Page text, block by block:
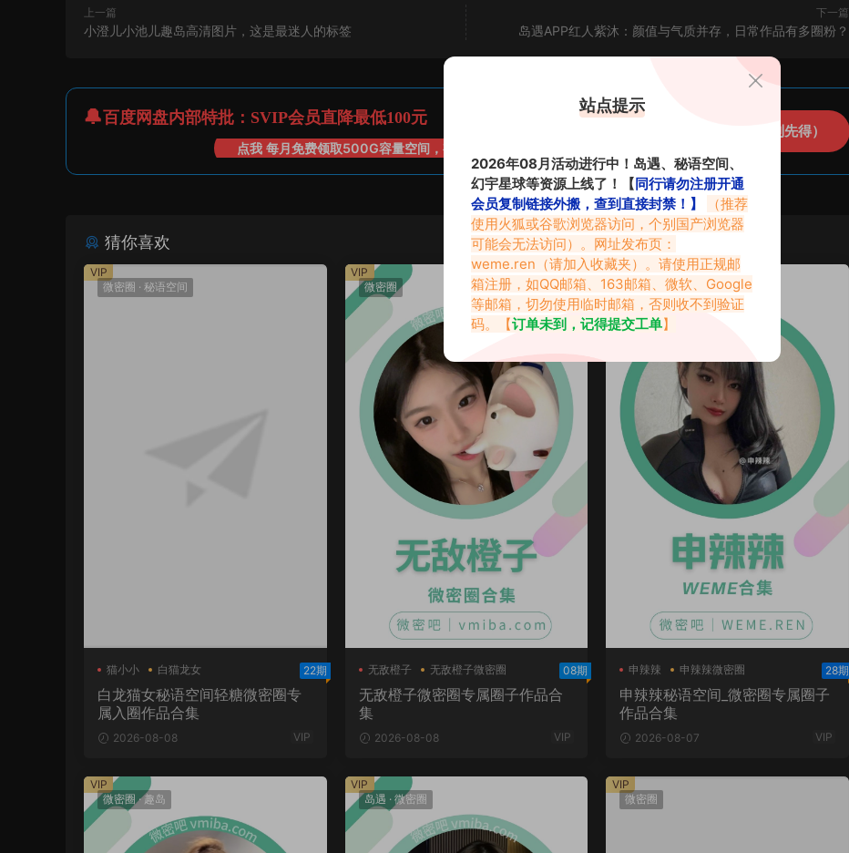
上一篇
小澄儿小池儿趣岛高清图片，这是最迷人的标签
下一篇
岛遇APP红人紫沐：颜值与气质并存，日常作品有多圈粉？
百度网盘内部特批：SVIP会员直降最低100元
点我 每月免费领取500G容量空间，有效期30天
立即开通（先到先得）
猜你喜欢
微密圈 · 秘语空间
猫小小
白猫龙女
白猫龙女轻糖乐园
22期
白龙猫女秘语空间轻糖微密圈专
属入圈作品合集
2026-08-08 VIP
VIP
微密圈
无敌橙子 无敌橙子微密圈 08期
无敌橙子微密圈专属圈子作品合
集
2026-08-08 VIP
VIP
微密圈
·秘语空间
申辣辣
申辣辣微密圈
申辣辣秘语空间
28期
申辣辣秘语空间_微密圈专属圈子
作品合集
2026-08-07 VIP
VIP
微密圈·趣岛
VIP
岛遇 · 微密圈
VIP
微密圈
VIP
站点提示
2026年08月活动进行中！岛遇、秘语空间、
幻宇星球等资源上线了！【同行请勿注册开通
会员复制链接外搬，查到直接封禁！】
（推荐
使用火狐或谷歌浏览器访问，个别国产浏览器
可能会无法访问）。网址发布页：
weme.ren （请加入收藏夹）。请使用正规邮
箱注册，如QQ邮箱、163邮箱、微软、Google
等邮箱，切勿使用临时邮箱，否则收不到验证
码。【订单未到，记得提交工单】